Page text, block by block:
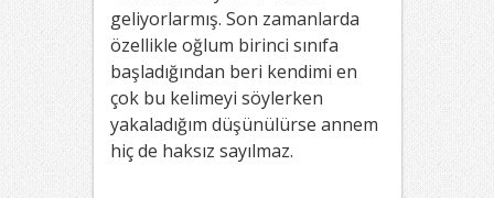
geliyorlarmış. Son zamanlarda
özellikle oğlum birinci sınıfa
başladığından beri kendimi en
çok bu kelimeyi söylerken
yakaladığım düşünülürse annem
hiç de haksız sayılmaz.